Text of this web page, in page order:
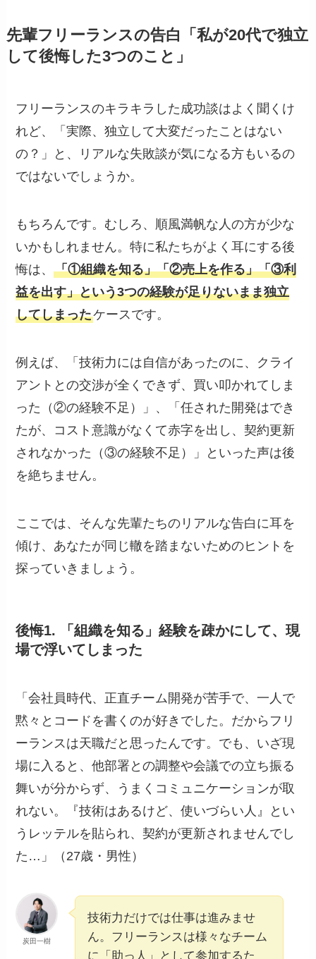
先輩フリーランスの告白「私が20代で独立
して後悔した3つのこと」
フリーランスのキラキラした成功談はよく聞くけ
れど、「実際、独立して大変だったことはない
の？」と、リアルな失敗談が気になる方もいるの
ではないでしょうか。
もちろんです。むしろ、順風満帆な人の方が少な
いかもしれません。特に私たちがよく耳にする後
悔は、「①組織を知る」「②売上を作る」「③利
益を出す」という3つの経験が足りないまま独立
してしまったケースです。
例えば、「技術力には自信があったのに、クライ
アントとの交渉が全くできず、買い叩かれてしま
った（②の経験不足）」、「任された開発はでき
たが、コスト意識がなくて赤字を出し、契約更新
されなかった（③の経験不足）」といった声は後
を絶ちません。
ここでは、そんな先輩たちのリアルな告白に耳を
傾け、あなたが同じ轍を踏まないためのヒントを
探っていきましょう。
後悔1. 「組織を知る」経験を疎かにして、現
場で浮いてしまった
「会社員時代、正直チーム開発が苦手で、一人で
黙々とコードを書くのが好きでした。だからフリ
ーランスは天職だと思ったんです。でも、いざ現
場に入ると、他部署との調整や会議での立ち振る
舞いが分からず、うまくコミュニケーションが取
れない。『技術はあるけど、使いづらい人』とい
うレッテルを貼られ、契約が更新されませんでし
た…」（27歳・男性）
炭田一樹
技術力だけでは仕事は進みませ
ん。フリーランスは様々なチーム
に「助っ人」として参加するた